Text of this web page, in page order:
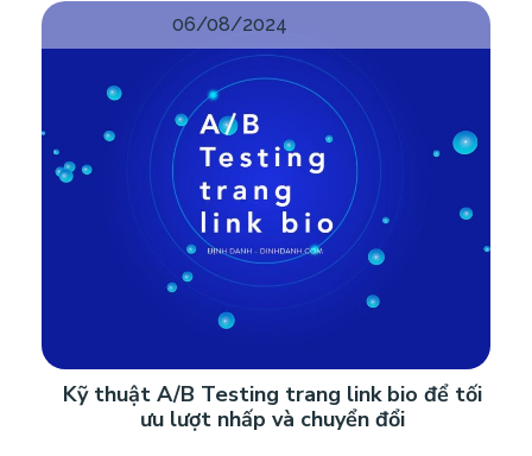
06/08/2024
Kỹ thuật A/B Testing trang link bio để tối
ưu lượt nhấp và chuyển đổi